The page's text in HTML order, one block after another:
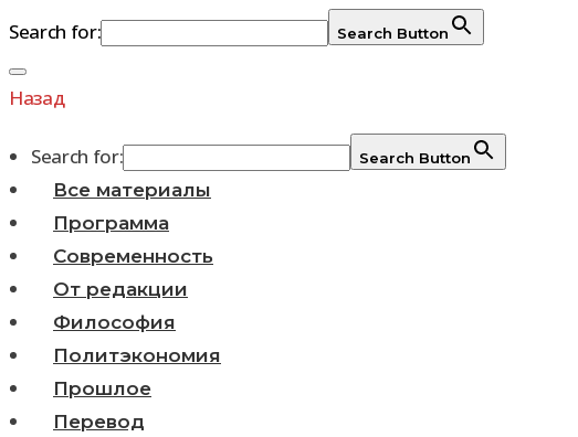
Search for: Search Button
Перейти
к
Назад
Search for: Search Button
Все материалы
Программа
Современность
От редакции
Философия
Политэкономия
Прошлое
Перевод